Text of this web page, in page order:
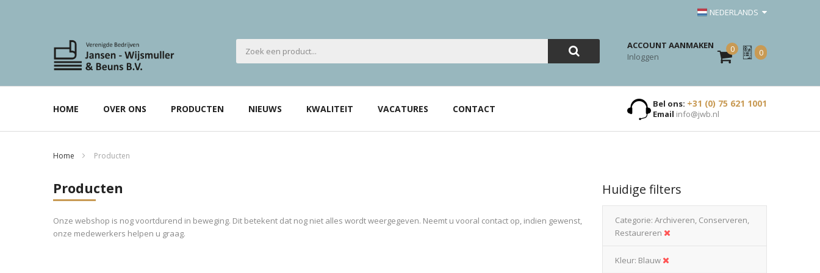
NEDERLANDS
ACCOUNT AANMAKEN
Inloggen
0
Mijn
Offerte
0
HOME OVER ONS PRODUCTEN NIEUWS KWALITEIT VACATURES CONTACT Bel ons: +31 (0) 75 621 1001
Email info@jwb.nl
Home Producten
Producten
Onze webshop is nog voortdurend in beweging. Dit betekent dat nog niet alles wordt weergegeven. Neemt u vooral contact op, indien gewenst,
onze medewerkers helpen u graag.
Huidige filters
Categorie Archiveren, Conserveren,
Restaureren
Kleur Blauw